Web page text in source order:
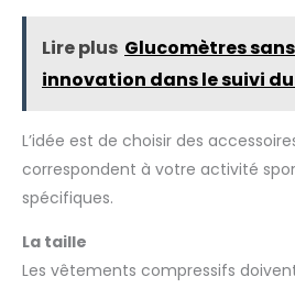
Lire plus Glucomètres
innovation dans le suivi
L’idée est de choisir des
correspondent à votre activité
spécifiques.
La taille
Les vêtements compressifs